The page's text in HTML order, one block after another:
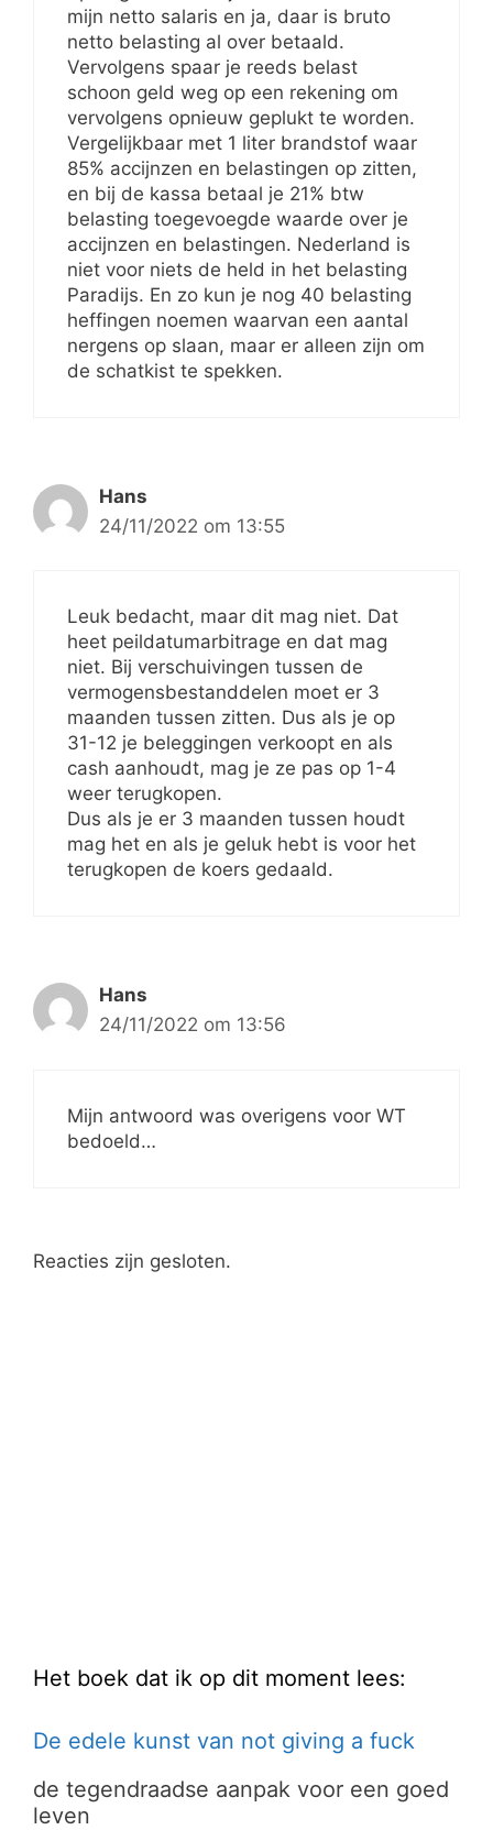
mijn netto salaris en ja, daar is bruto
netto belasting al over betaald.
Vervolgens spaar je reeds belast
schoon geld weg op een rekening om
vervolgens opnieuw geplukt te worden.
Vergelijkbaar met 1 liter brandstof waar
85% accijnzen en belastingen op zitten,
en bij de kassa betaal je 21% btw
belasting toegevoegde waarde over je
accijnzen en belastingen. Nederland is
niet voor niets de held in het belasting
Paradijs. En zo kun je nog 40 belasting
heffingen noemen waarvan een aantal
nergens op slaan, maar er alleen zijn om
de schatkist te spekken.
Hans
24/11/2022 om 13:55
Leuk bedacht, maar dit mag niet. Dat
heet peildatumarbitrage en dat mag
niet. Bij verschuivingen tussen de
vermogensbestanddelen moet er 3
maanden tussen zitten. Dus als je op
31-12 je beleggingen verkoopt en als
cash aanhoudt, mag je ze pas op 1-4
weer terugkopen.
Dus als je er 3 maanden tussen houdt
mag het en als je geluk hebt is voor het
terugkopen de koers gedaald.
Hans
24/11/2022 om 13:56
Mijn antwoord was overigens voor WT
bedoeld…
Reacties zijn gesloten.
Het boek dat ik op dit moment lees:
De edele kunst van not giving a fuck
de tegendraadse aanpak voor een goed
leven